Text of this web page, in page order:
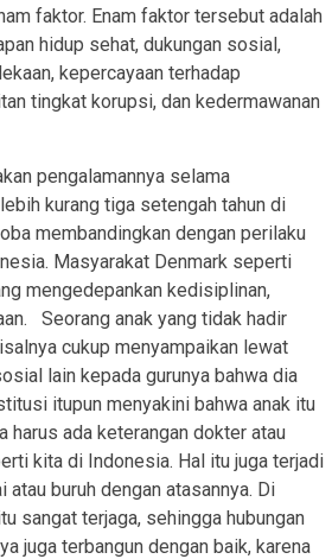
faktor. Enam faktor tersebut adalah
hidup sehat, dukungan sosial,
kepercayaan terhadap
tingkat korupsi, dan kedermawanan
pengalamannya selama
kurang tiga setengah tahun di
membandingkan dengan perilaku
Masyarakat Denmark seperti
mengedepankan kedisiplinan,
Seorang anak yang tidak hadir
cukup menyampaikan lewat
lain kepada gurunya bahwa dia
itupun menyakini bahwa anak itu
harus ada keterangan dokter atau
kita di Indonesia. Hal itu juga terjadi
atau buruh dengan atasannya. Di
sangat terjaga, sehingga hubungan
juga terbangun dengan baik, karena